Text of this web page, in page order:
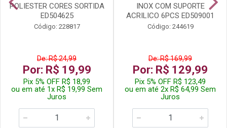
POLIESTER CORES SORTIDA
ED504625
Código: 228817
De: R$ 24,99
Por: R$ 19,99
Pix 5% OFF R$ 18,99
ou em até 1x R$ 19,99 Sem
Juros
INOX COM SUPORTE
ACRILICO 6PCS ED509001
Código: 244619
De: R$ 169,99
Por: R$ 129,99
Pix 5% OFF R$ 123,49
ou em até 2x R$ 64,99 Sem
Juros